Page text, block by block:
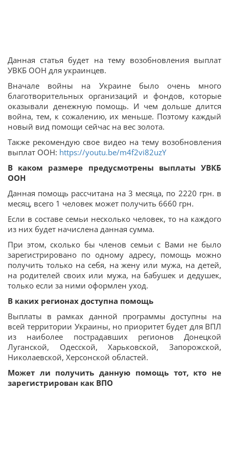
Данная статья будет на тему возобновления выплат
УВКБ ООН для украинцев.
Вначале войны на Украине было очень много
благотворительных организаций и фондов, которые
оказывали денежную помощь. И чем дольше длится
война, тем, к сожалению, их меньше. Поэтому каждый
новый вид помощи сейчас на вес золота.
Также рекомендую свое видео на тему возобновления
выплат ООН: https://youtu.be/m4f2vi82uzY
В каком размере предусмотрены выплаты УВКБ
ООН
Данная помощь рассчитана на 3 месяца, по 2220 грн. в
месяц, всего 1 человек может получить 6660 грн.
Если в составе семьи несколько человек, то на каждого
из них будет начислена данная сумма.
При этом, сколько бы членов семьи с Вами не было
зарегистрировано по одному адресу, помощь можно
получить только на себя, на жену или мужа, на детей,
на родителей своих или мужа, на бабушек и дедушек,
только если за ними оформлен уход.
В каких регионах доступна помощь
Выплаты в рамках данной программы доступны на
всей территории Украины, но приоритет будет для ВПЛ
из наиболее пострадавших регионов Донецкой
Луганской, Одесской, Харьковской, Запорожской,
Николаевской, Херсонской областей.
Может ли получить данную помощь тот, кто не
зарегистрирован как ВПО